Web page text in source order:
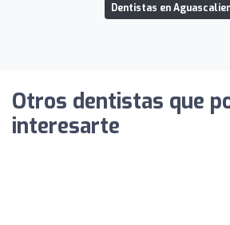
Dentistas en
Otros dentistas que
interesarte